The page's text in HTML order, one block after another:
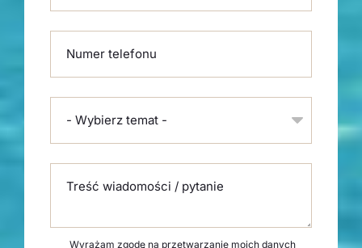
Numer telefonu
- Wybierz temat -
Treść wiadomości / pytanie
Wyrażam zgodę na przetwarzanie moich danych